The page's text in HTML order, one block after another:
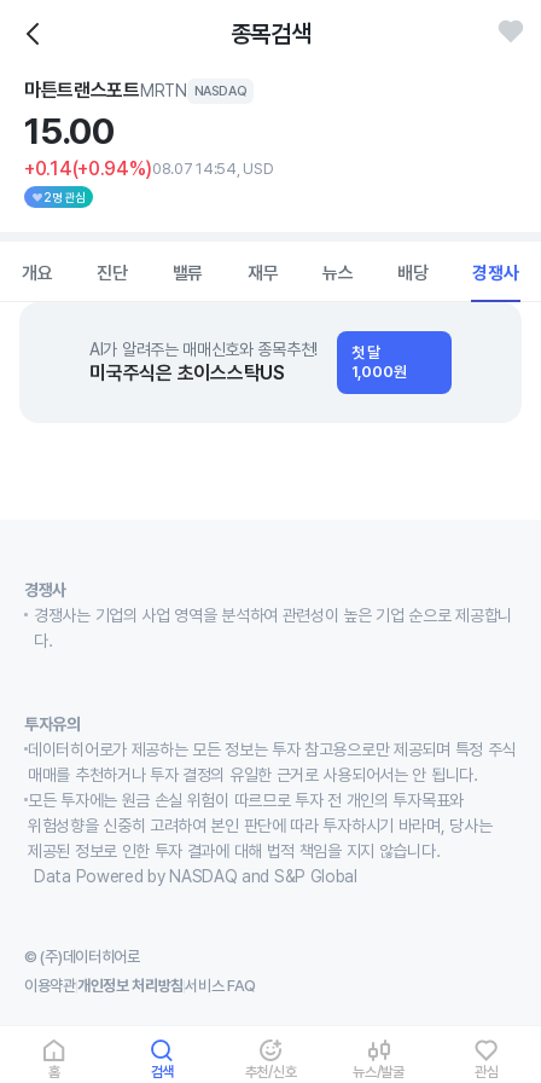
홈 검색 추천/신호 뉴스/발굴 관심
종목검색
마튼트랜스포트MRTN NASDAQ
15.00
+0.14(+0.94%)08.07 14:54, USD
2명 관심
개요 진단 밸류 재무 뉴스 배당 경쟁사
AI가 알려주는 매매신호와 종목추천!
미국주식은 초이스스탁US
첫 달
1,000원
경쟁사
경쟁사는 기업의 사업 영역을 분석하여 관련성이 높은 기업 순으로 제공합니
다.
투자유의
데이터히어로가 제공하는 모든 정보는 투자 참고용으로만 제공되며 특정 주식
매매를 추천하거나 투자 결정의 유일한 근거로 사용되어서는 안 됩니다.
모든 투자에는 원금 손실 위험이 따르므로 투자 전 개인의 투자목표와
위험성향을 신중히 고려하여 본인 판단에 따라 투자하시기 바라며, 당사는
제공된 정보로 인한 투자 결과에 대해 법적 책임을 지지 않습니다.
Data Powered by NASDAQ and S&P Global
© (주)데이터히어로
이용약관개인정보 처리방침서비스 FAQ